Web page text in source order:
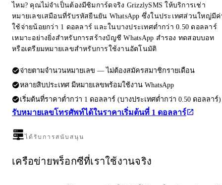
ไหม? คุณไม่จำเป็นต้องมีซิมการ์ดจริง GrizzlySMS ให้บริการเช่า
หมายเลขเสมือนที่รับรหัสยืนยัน WhatsApp ซึ่งในประเทศส่วนใหญ่มีค่
ใช้จ่ายน้อยกว่า 1 ดอลลาร์ และในบางประเทศต่ำกว่า 0.50 ดอลลาร์
เหมาะอย่างยิ่งสำหรับการสร้างบัญชี WhatsApp สำรอง ทดสอบบอท
หรือเตรียมหมายเลขสำหรับการใช้งานอัตโนมัติ
จ่ายตามจำนวนหมายเลข — ไม่ต้องสมัครสมาชิกรายเดือน
หลายสิบประเทศ มีหมายเลขพร้อมใช้งาน WhatsApp
เริ่มต้นที่ราคาต่ำกว่า 1 ดอลลาร์ (บางประเทศต่ำกว่า 0.50 ดอลลาร์)
รับหมายเลขโทรศัพท์ได้ในราคาเริ่มต้นที่ 1 ดอลลาร์
ได้รับการสนับสนุน
เครือข่ายพร็อกซีที่เราใช้งานจริง